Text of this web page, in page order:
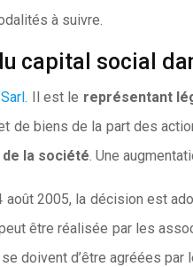
à suivre.
capital social
. Il est le représentant
de biens de la part des
la société. Une
2005, la décision est
être réalisée par les
doivent d’être agréées par